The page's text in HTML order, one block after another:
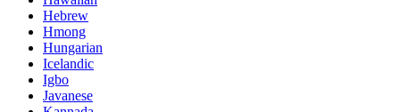
Hebrew
Hmong
Hungarian
Icelandic
Igbo
Javanese